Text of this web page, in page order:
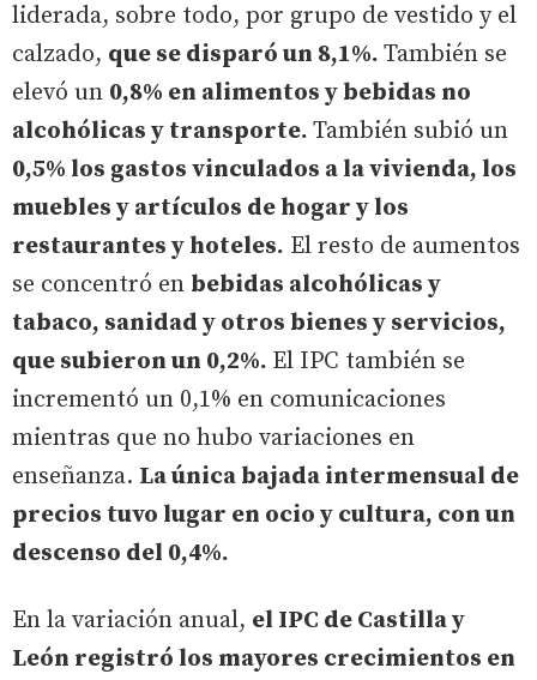
liderada, sobre todo, por grupo de vestido y el
calzado, que se disparó un 8,1%. También se
elevó un 0,8% en alimentos y bebidas no
alcohólicas y transporte. También subió un
0,5% los gastos vinculados a la vivienda, los
muebles y artículos de hogar y los
restaurantes y hoteles. El resto de aumentos
se concentró en bebidas alcohólicas y
tabaco, sanidad y otros bienes y servicios,
que subieron un 0,2%. El IPC también se
incrementó un 0,1% en comunicaciones
mientras que no hubo variaciones en
enseñanza. La única bajada intermensual de
precios tuvo lugar en ocio y cultura, con un
descenso del 0,4%.
En la variación anual, el IPC de Castilla y
León registró los mayores crecimientos en